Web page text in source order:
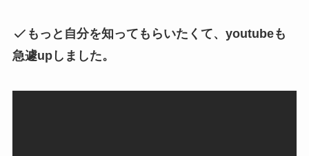
もっと自分を知ってもらいたくて、youtubeも
急遽upしました。